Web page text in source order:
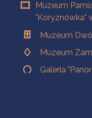
Muzeum
"Koryznówka"
Muzeum
Muzeum
Galeria